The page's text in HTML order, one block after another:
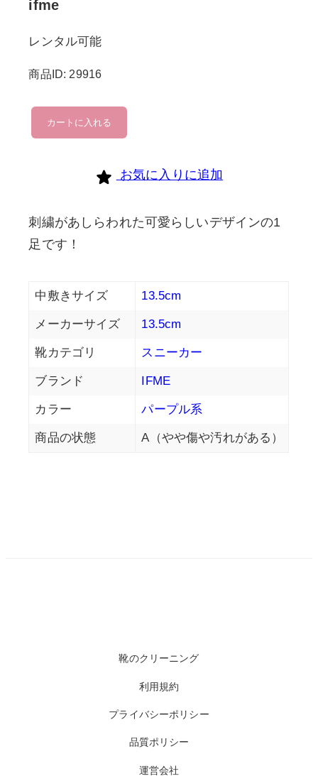
ifme
レンタル可能
商品ID: 29916
ifme
個
カートに入れる
お気に入りに追加
刺繍があしらわれた可愛らしいデザインの1
足です！
中敷きサイズ 13.5cm
メーカーサイズ 13.5cm
靴カテゴリ スニーカー
ブランド IFME
カラー パープル系
商品の状態 A（やや傷や汚れがある）
靴のクリーニング
利用規約
プライバシーポリシー
品質ポリシー
運営会社